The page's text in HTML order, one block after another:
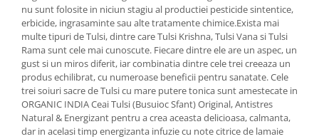
Beauty of Joseon
PETITFEE
Mary & May
COSRX
BIODANCE
OOTD
Cettua
Resveratrol
Scortisoara
Seleniu
Seminte de in
Silimarina
Spirulina
nu sunt folosite in niciun stagiu al productiei pesticide sintentice,
erbicide, ingrasaminte sau alte tratamente chimice.Exista mai
multe tipuri de Tulsi, dintre care Tulsi Krishna, Tulsi Vana si Tulsi
Rama sunt cele mai cunoscute. Fiecare dintre ele are un aspec, un
gust si un miros diferit, iar combinatia dintre cele trei creeaza un
produs echilibrat, cu numeroase beneficii pentru sanatate. Cele
trei soiuri sacre de Tulsi cu mare putere tonica sunt amestecate in
ORGANIC INDIA Ceai Tulsi (Busuioc Sfant) Original, Antistres
Natural & Energizant pentru a crea aceasta delicioasa, calmanta,
dar in acelasi timp energizanta infuzie cu note citrice de lamaie